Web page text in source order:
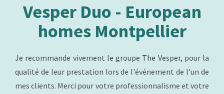
Vesper Duo - European
homes Montpellier
Je recommande vivement le groupe The Vesper, pour la
qualité de leur prestation lors de l'événement de l'un de
mes clients. Merci pour votre professionnalisme et votre